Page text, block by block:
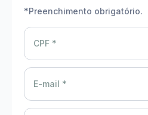
*Preenchimento obrigatório.
CPF *
E-mail *